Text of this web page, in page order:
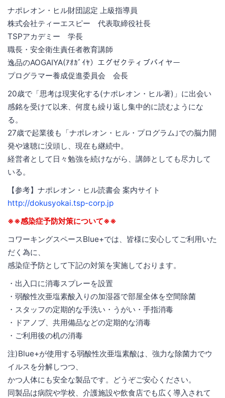
ナポレオン・ヒル財団認定 上級指導員
株式会社ティーエスピー 代表取締役社長
TSPアカデミー 学長
職長・安全衛生責任者教育講師
逸品のAOGAIYA(ｱｵｶﾞｲﾔ）エグゼクティブバイヤー
プログラマー養成促進委員会 会長
20歳で「思考は現実化する(ナポレオン・ヒル著)」に出会い
感銘を受けて以来、何度も繰り返し集中的に読むようにな
る。
27歳で起業後も「ナポレオン・ヒル・プログラム｣での脳力開
発や速聴に没頭し、現在も継続中。
経営者として日々勉強を続けながら、講師としても尽力して
いる。
【参考】ナポレオン・ヒル読書会 案内サイト
http://dokusyokai.tsp-corp.jp
※※感染症予防対策について※※
コワーキングスペースBlue+では、皆様に安心してご利用いた
だく為に、
感染症予防として下記の対策を実施しております。
・出入口に消毒スプレーを設置
・弱酸性次亜塩素酸入りの加湿器で部屋全体を空間除菌
・スタッフの定期的な手洗い・うがい・手指消毒
・ドアノブ、共用備品などの定期的な消毒
・ご利用後の机の消毒
注)Blue+が使用する弱酸性次亜塩素酸は、強力な除菌力でウ
イルスを分解しつつ、
かつ人体にも安全な製品です。どうぞご安心ください。
同製品は病院や学校、介護施設や飲食店でも広く導入されて